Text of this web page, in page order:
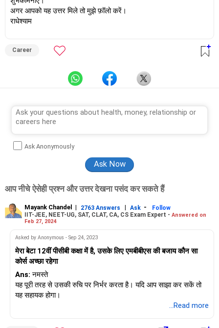
अगर आपको यह उत्तर मिले तो मुझे फ़ॉलो करें।
राधेश्याम
Career
Ask Anonymously
आप नीचे ऐसेही प्रश्न और उत्तर देखना पसंद कर सकते हैं
Mayank Chandel | 2763 Answers | Ask -
Follow
IIT-JEE, NEET-UG, SAT, CLAT, CA, CS Exam Expert - Answered on
Feb 27, 2024
Asked by Anonymous - Sep 24, 2023
मेरा बेटा 12वीं पीसीबी कक्षा में है, उसके लिए एमबीबीएस की बजाय कौन सा
कोर्स अच्छा रहेगा
Ans: नमस्ते
यह पूरी तरह से उसकी रुचि पर निर्भर करता है। यदि आप साझा कर सकें तो
यह सहायक होगा।
...Read more